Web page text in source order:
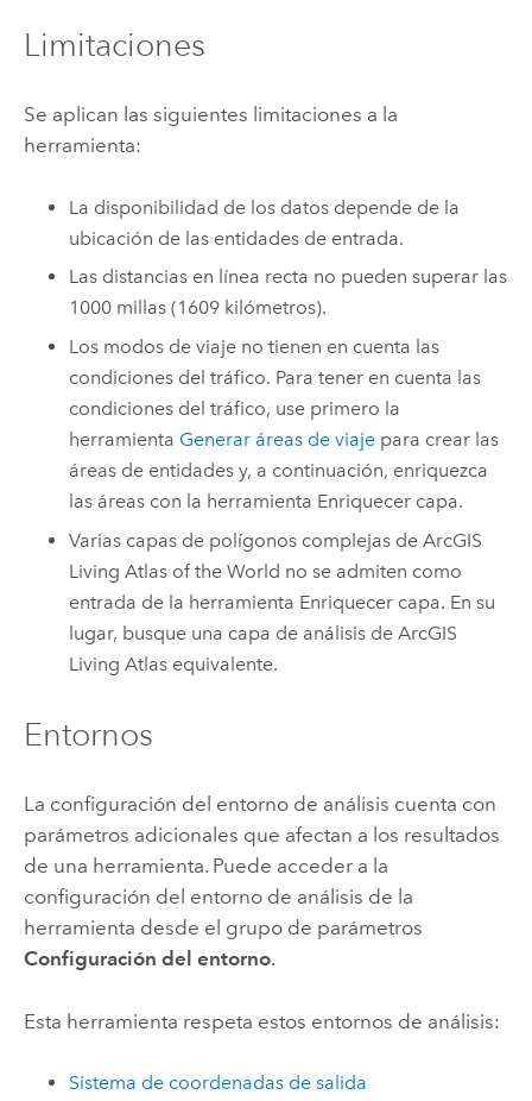
Limitaciones
Se aplican las siguientes limitaciones a la
herramienta:
La disponibilidad de los datos depende de la
ubicación de las entidades de entrada.
Las distancias en línea recta no pueden superar las
1000 millas (1609 kilómetros).
Los modos de viaje no tienen en cuenta las
condiciones del tráfico. Para tener en cuenta las
condiciones del tráfico, use primero la
herramienta Generar áreas de viaje para crear las
áreas de entidades y, a continuación, enriquezca
las áreas con la herramienta Enriquecer capa.
Varias capas de polígonos complejas deArcGIS
Living Atlas of the World no se admiten como
entrada de la herramienta Enriquecer capa. En su
lugar, busque una capa de análisis deArcGIS
Living Atlas equivalente.
Entornos
La configuración del entorno de análisis cuenta con
parámetros adicionales que afectan a los resultados
de una herramienta. Puede acceder a la
configuración del entorno de análisis de la
herramienta desde el grupo de parámetros
Configuración del entorno.
Esta herramienta respeta estos entornos de análisis:
Sistema de coordenadas de salida